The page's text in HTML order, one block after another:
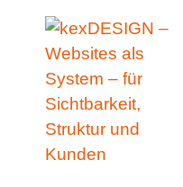
springen
springen